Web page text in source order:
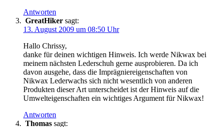
Antworten
GreatHiker sagt:
13. August 2009 um 08:50 Uhr
Hallo Chrissy,
danke für deinen wichtigen Hinweis. Ich werde Nikwax bei
meinem nächsten Lederschuh gerne ausprobieren. Da ich
davon ausgehe, dass die Imprägniereigenschaften von
Nikwax Lederwachs sich nicht wesentlich von anderen
Produkten dieser Art unterscheidet ist der Hinweis auf die
Umwelteigenschaften ein wichtiges Argument für Nikwax!
Antworten
Thomas sagt: